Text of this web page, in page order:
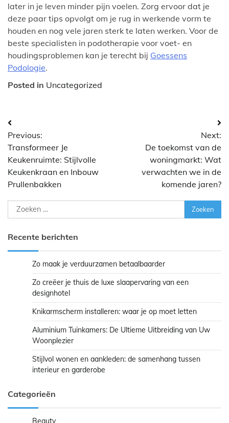
later in je leven minder pijn voelen. Zorg ervoor dat je
deze paar tips opvolgt om je rug in werkende vorm te
houden en nog vele jaren sterk te laten werken. Voor de
beste specialisten in podotherapie voor voet- en
houdingsproblemen kan je terecht bij Goessens
Podologie.
Posted in Uncategorized
Bericht
navigatie
Previous:
Transformeer Je
Keukenruimte: Stijlvolle
Keukenkraan en Inbouw
Prullenbakken
Next:
De toekomst van de
woningmarkt: Wat
verwachten we in de
komende jaren?
Zoeken
naar:
Recente berichten
Zo maak je verduurzamen betaalbaarder
Zo creëer je thuis de luxe slaapervaring van een
designhotel
Knikarmscherm installeren: waar je op moet letten
Aluminium Tuinkamers: De Ultieme Uitbreiding van Uw
Woonplezier
Stijlvol wonen en aankleden: de samenhang tussen
interieur en garderobe
Categorieën
Beauty